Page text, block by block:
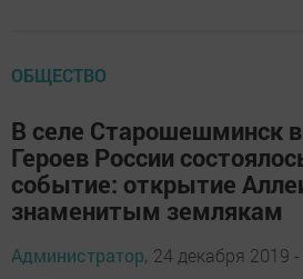
ОБЩЕСТВО
В селе Старошешминск
Героев России
событие: открытие
знаменитым землякам
Администратор, 24 декабря 2019 -